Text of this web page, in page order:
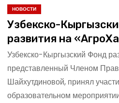
НОВОСТИ
Узбекско-
развития на
Узбекско-Кыргызский Фонд
представленный Членом
Шайхутдиновой, принял
образовательном